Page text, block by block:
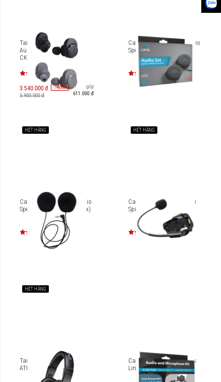
Tai nghe True Wireless
Audio-Technica ATH-
CKR7TW
3.540.000 đ -40%
5.900.000 đ
Trả góp
611.000 đ
Cardo Audio Kit - JBL Audio
Speaker Set 45mm
HẾT HÀNG
Cardo Audio Kit - JBL Audio
Speaker Set 40mm (No Box)
HẾT HÀNG
Cardo Audio Kit - Packtalk
Spirit
HẾT HÀNG
Tai nghe audio-technica
ATH-M40x
Cardo Audio Kit - Packtalk
Line